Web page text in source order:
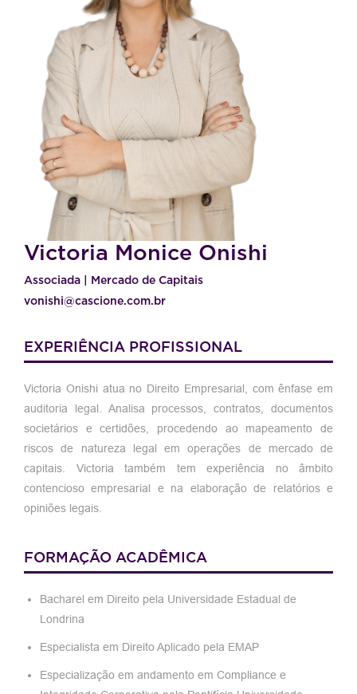
Victoria Monice Onishi
Associada | Mercado de Capitais
vonishi@cascione.com.br
EXPERIÊNCIA PROFISSIONAL
Victoria Onishi atua no Direito Empresarial, com ênfase em
auditoria legal. Analisa processos, contratos, documentos
societários e certidões, procedendo ao mapeamento de
riscos de natureza legal em operações de mercado de
capitais. Victoria também tem experiência no âmbito
contencioso empresarial e na elaboração de relatórios e
opiniões legais.
FORMAÇÃO ACADÊMICA
Bacharel em Direito pela Universidade Estadual de
Londrina
Especialista em Direito Aplicado pela EMAP
Especialização em andamento em Compliance e